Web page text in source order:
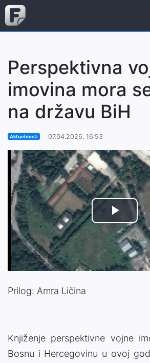
Perspektivna
imovina mora
na državu BiH
Aktuelnosti 07.04.2026. 16:53
Play
Prilog: Amra Ličina
Knjiženje perspektivne vojne
Bosnu i Hercegovinu u ovoj